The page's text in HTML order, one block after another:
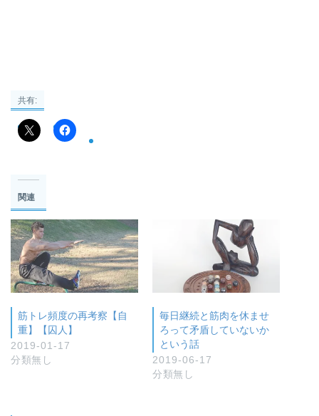
共有:
関連
筋トレ頻度の再考察【自
重】【囚人】
2019-01-17
分類無し
毎日継続と筋肉を休ませ
ろって矛盾していないか
という話
2019-06-17
分類無し